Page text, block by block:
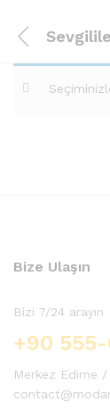
Bize Ulaşın
Bizi 7/24 arayın
+90
Merkez Edirne /